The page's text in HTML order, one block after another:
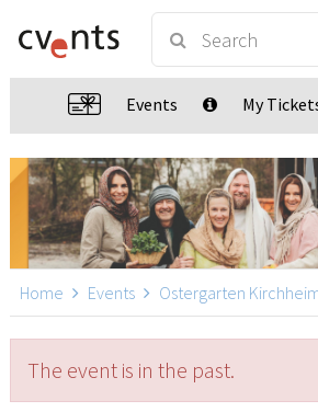
Events My
Home Events Ostergarten
The event is in the past.